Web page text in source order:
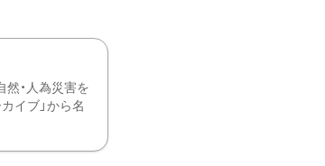
・人為災害を
イブ」から名